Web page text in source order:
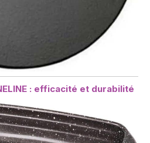
: efficacité et durabilité